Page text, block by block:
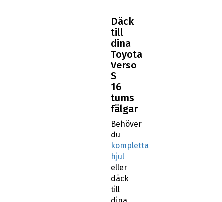
Däck
till
dina
Toyota
Verso
S
16
tums
fälgar
Behöver
du
kompletta
hjul
eller
däck
till